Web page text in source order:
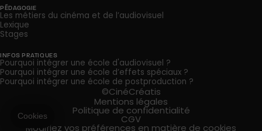
PÉDAGOGIE
Les métiers du cinéma et de l’audiovisuel
Lexique
Stages
INFOS PRATIQUES
Pourquoi intégrer une école d'audiovisuel ?
Pourquoi intégrer une école d’effets spéciaux ?
Pourquoi intégrer une école de postproduction ?
©CinéCréatis
Mentions légales
Politique de confidentialité
CGV
Modifiez vos préférences en matière de cookies